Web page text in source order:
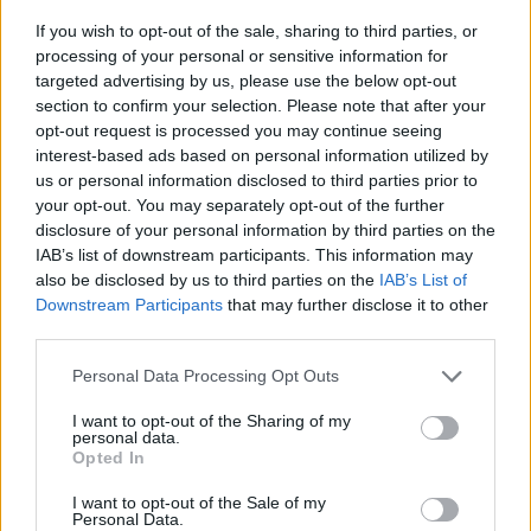
If you wish to opt-out of the sale, sharing to third parties, or
processing of your personal or sensitive information for
targeted advertising by us, please use the below opt-out
section to confirm your selection. Please note that after your
opt-out request is processed you may continue seeing
interest-based ads based on personal information utilized by
us or personal information disclosed to third parties prior to
your opt-out. You may separately opt-out of the further
disclosure of your personal information by third parties on the
IAB’s list of downstream participants. This information may
also be disclosed by us to third parties on the IAB’s List of
Downstream Participants that may further disclose it to other
Please note that this website/app uses one or more Google
not limited to your visit or usage behaviour. You may click to
grant or deny consent to Google and its third-party tags to
use your data for below specified purposes in below Google
consent section.
Personal Data Processing Opt Outs
I want to opt-out of the Sharing of my
personal data.
Opted In
I want to opt-out of the Sale of my
Personal Data.
ce
b
o
o
k
it
te
r
te
re
st
at
s
A
p
p
a
re
Articolo precedente
Prossimo articolo
NOTIZIE RECENTI
Gallura, finti clienti svuotano le suite: furto da
50mila nel resort
Meteo Olbia 7 agosto, sole e caldo tornano
protagonisti
Test tunnel Olbia: rampe chiuse ancora fino a